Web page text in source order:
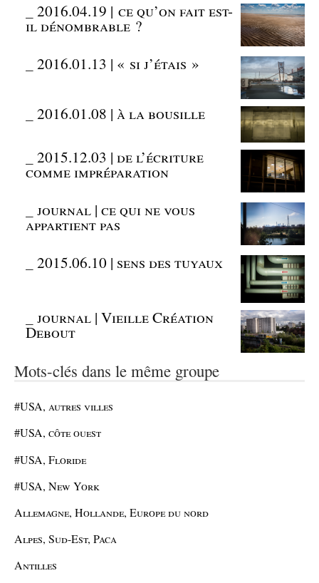
_2016.04.19 | ce qu’on fait est-
il dénombrable ?
_2016.01.13 | « si j’étais »
_2016.01.08 | à la bousille
_2015.12.03 | de l’écriture
comme impréparation
_journal | ce qui ne vous
appartient pas
_2015.06.10 | sens des tuyaux
_journal | Vieille Création
Debout
Mots-clés dans le même groupe
#USA, autres villes
#USA, côte ouest
#USA, Floride
#USA, New York
Allemagne, Hollande, Europe du nord
Alpes, Sud-Est, Paca
Antilles